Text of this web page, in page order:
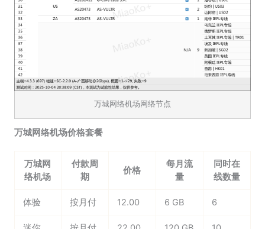
万城网络机场网络节点
万城网络机场价格套餐
万城网
络机场
付款周
期
价格
每月流
量
同时在
线数量
体验 按月付 12.00 6 GB 6